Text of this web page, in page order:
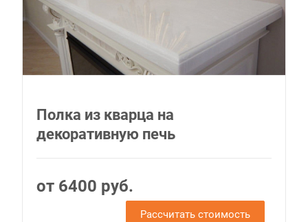
Полка из кварца на
декоративную печь
от 6400 руб.
Рассчитать стоимость